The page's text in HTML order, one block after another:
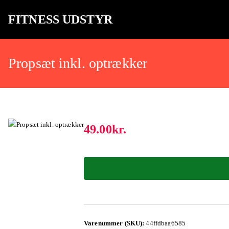
FITNESS UDSTYR
Propsæt inkl. optrækker
49.00kr.
Varenummer (SKU):44ffdbaa6585